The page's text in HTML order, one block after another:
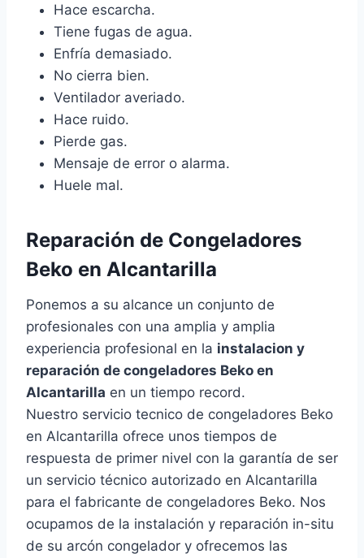
Hace escarcha.
Tiene fugas de agua.
Enfría demasiado.
No cierra bien.
Ventilador averiado.
Hace ruido.
Pierde gas.
Mensaje de error o alarma.
Huele mal.
Reparación de Congeladores
Beko en Alcantarilla
Ponemos a su alcance un conjunto de
profesionales con una amplia y amplia
experiencia profesional en la instalacion y
reparación de congeladores Beko en
Alcantarilla en un tiempo record.
Nuestro servicio tecnico de congeladores Beko
en Alcantarilla ofrece unos tiempos de
respuesta de primer nivel con la garantía de ser
un servicio técnico autorizado en Alcantarilla
para el fabricante de congeladores Beko. Nos
ocupamos de la instalación y reparación in-situ
de su arcón congelador y ofrecemos las